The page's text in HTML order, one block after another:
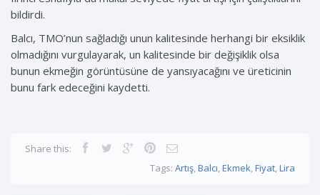
bildirdi.
Balcı, TMO’nun sağladığı unun kalitesinde herhangi bir eksiklik
olmadığını vurgulayarak, un kalitesinde bir değişiklik olsa
bunun ekmeğin görüntüsüne de yansıyacağını ve üreticinin
bunu fark edeceğini kaydetti.
Share this:
Tags: Artış,Balcı,Ekmek,Fiyat,Lira